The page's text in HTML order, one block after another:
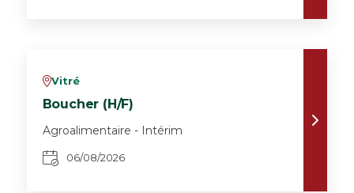
vVitré
Boucher (H/F)
Agroalimentaire - Intérim
06/08/2026